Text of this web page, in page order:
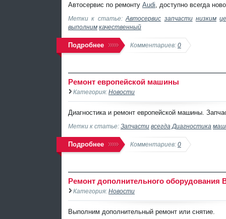
Автосервис по ремонту Audi , доступно всегда
Метки к статье:Автосервис запчасти низким
выполним качественный
Подробнее Комментариев: 0
Ремонт европейской машины
Категория: Новости
Диагностика и ремонт европейской машины.
Метки к статье: Запчасти всегда Диагностика
Подробнее Комментариев: 0
Ремонт дополнительного оборудования
Категория: Новости
Выполним дополнительный ремонт или снятие.